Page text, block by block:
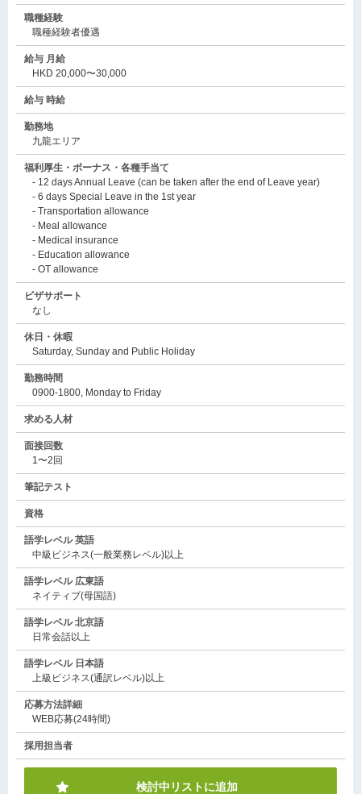
職種経験
職種経験者優遇
給与 月給
HKD 20,000〜30,000
給与 時給
勤務地
九龍エリア
福利厚生・ボーナス・各種手当て
- 12 days Annual Leave (can be taken after the end of Leave year)
- 6 days Special Leave in the 1st year
- Transportation allowance
- Meal allowance
- Medical insurance
- Education allowance
- OT allowance
ビザサポート
なし
休日・休暇
Saturday, Sunday and Public Holiday
勤務時間
0900-1800, Monday to Friday
求める人材
面接回数
1〜2回
筆記テスト
資格
語学レベル 英語
中級ビジネス(一般業務レベル)以上
語学レベル 広東語
ネイティブ(母国語)
語学レベル 北京語
日常会話以上
語学レベル 日本語
上級ビジネス(通訳レベル)以上
応募方法詳細
WEB応募(24時間)
採用担当者
検討中リストに追加